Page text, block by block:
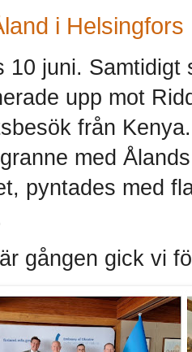
i Helsingfors
10 juni.
upp mot
från
med
pyntades med
gången gick vi